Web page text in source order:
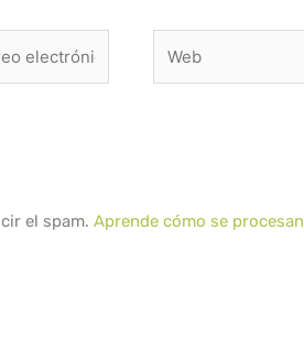
el spam.Aprende cómo se procesan